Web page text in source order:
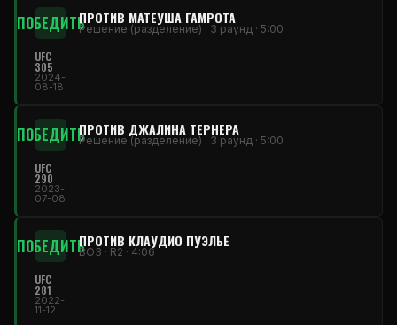
ПОБЕДИТЬПРОТИВ МАТЕУША ГАМРОТА
Решение (разделение) · 3 раунд · 5:00
UFC
305
2024-
08-18
ПОБЕДИТЬПРОТИВ ДЖАЛИНА ТЕРНЕРА
Решение (разделение) · 3 раунд · 5:00
UFC
290
2023-
07-08
ПОБЕДИТЬПРОТИВ КЛАУДИО ПУЭЛЬЕ
ВОЗ · R2 · 4:06
UFC
281
2022-
11-12